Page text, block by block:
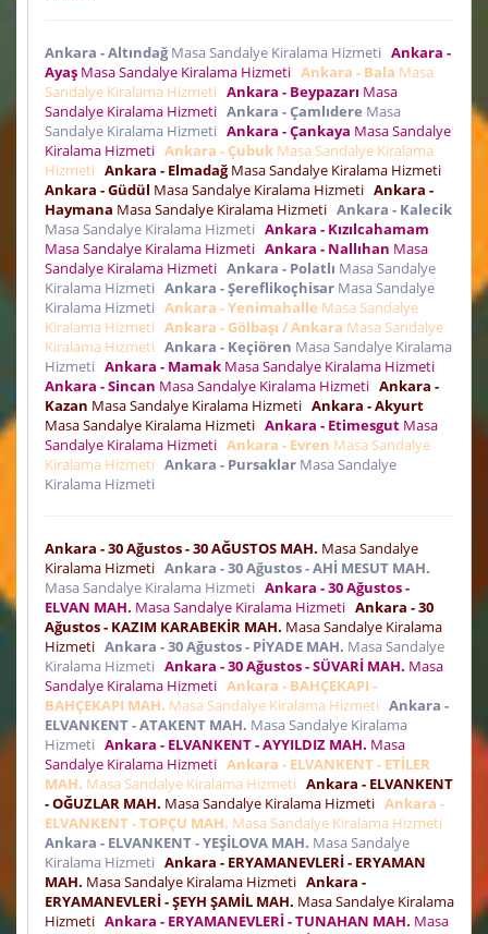
Ankara - AltındağMasa Sandalye Kiralama Hizmeti Ankara -
Ayaş Masa Sandalye Kiralama Hizmeti Ankara - Bala Masa
Sandalye Kiralama Hizmeti Ankara - Beypazarı Masa
Sandalye Kiralama Hizmeti Ankara - Çamlıdere Masa
Sandalye Kiralama Hizmeti Ankara - Çankaya Masa Sandalye
Kiralama Hizmeti Ankara - Çubuk Masa Sandalye Kiralama
Hizmeti Ankara - ElmadağMasa Sandalye Kiralama Hizmeti
Ankara - Güdül Masa Sandalye Kiralama Hizmeti Ankara -
Haymana Masa Sandalye Kiralama Hizmeti Ankara - Kalecik
Masa Sandalye Kiralama Hizmeti Ankara - Kızılcahamam
Masa Sandalye Kiralama Hizmeti Ankara - Nallıhan Masa
Sandalye Kiralama Hizmeti Ankara - Polatlı Masa Sandalye
Kiralama Hizmeti Ankara - Şereflikoçhisar Masa Sandalye
Kiralama Hizmeti Ankara - Yenimahalle Masa Sandalye
Kiralama Hizmeti Ankara - Gölbaşı / Ankara Masa Sandalye
Kiralama Hizmeti Ankara - Keçiören Masa Sandalye Kiralama
Hizmeti Ankara - Mamak Masa Sandalye Kiralama Hizmeti
Ankara - Sincan Masa Sandalye Kiralama Hizmeti Ankara -
Kazan Masa Sandalye Kiralama Hizmeti Ankara - Akyurt
Masa Sandalye Kiralama Hizmeti Ankara - Etimesgut Masa
Sandalye Kiralama Hizmeti Ankara - Evren Masa Sandalye
Kiralama Hizmeti Ankara - Pursaklar Masa Sandalye
Kiralama Hizmeti
Ankara - 30 Ağustos - 30 AĞUSTOS MAH. Masa Sandalye
Kiralama Hizmeti Ankara - 30 Ağustos - AHİ MESUT MAH.
Masa Sandalye Kiralama Hizmeti Ankara - 30 Ağustos -
ELVAN MAH. Masa Sandalye Kiralama Hizmeti Ankara - 30
Ağustos - KAZIM KARABEKİR MAH. Masa Sandalye Kiralama
Hizmeti Ankara - 30 Ağustos - PİYADE MAH. Masa Sandalye
Kiralama Hizmeti Ankara - 30 Ağustos - SÜVARİ MAH. Masa
Sandalye Kiralama Hizmeti Ankara - BAHÇEKAPI -
BAHÇEKAPI MAH. Masa Sandalye Kiralama Hizmeti Ankara -
ELVANKENT - ATAKENT MAH. Masa Sandalye Kiralama
Hizmeti Ankara - ELVANKENT - AYYILDIZ MAH. Masa
Sandalye Kiralama Hizmeti Ankara - ELVANKENT - ETİLER
MAH. Masa Sandalye Kiralama Hizmeti Ankara - ELVANKENT
- OĞUZLAR MAH. Masa Sandalye Kiralama Hizmeti Ankara -
ELVANKENT - TOPÇU MAH. Masa Sandalye Kiralama Hizmeti
Ankara - ELVANKENT - YEŞİLOVA MAH. Masa Sandalye
Kiralama Hizmeti Ankara - ERYAMANEVLERİ - ERYAMAN
MAH. Masa Sandalye Kiralama Hizmeti Ankara -
ERYAMANEVLERİ - ŞEYH ŞAMİL MAH. Masa Sandalye Kiralama
Hizmeti Ankara - ERYAMANEVLERİ - TUNAHAN MAH. Masa